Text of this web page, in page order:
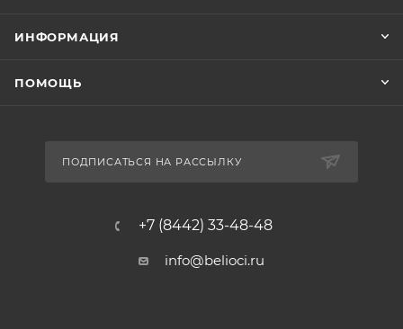
ИНФОРМАЦИЯ
ПОМОЩЬ
ПОДПИСАТЬСЯ НА РАССЫЛКУ
+7 (8442) 33-48-48
info@belioci.ru